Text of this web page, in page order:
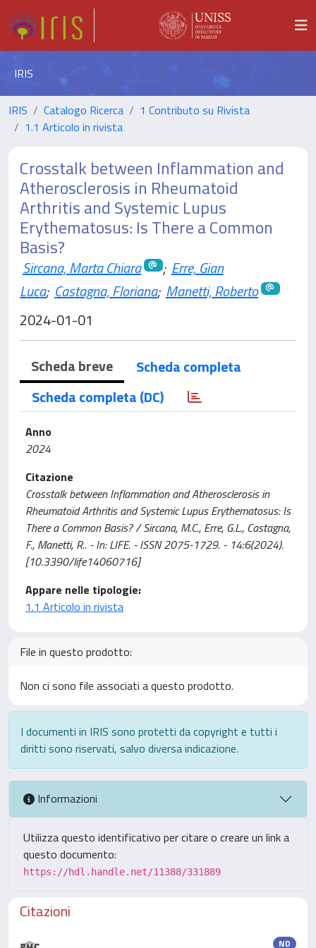
IRIS
IRIS Catalogo Ricerca
1 Contributo su Rivista
1.1 Articolo in rivista
Crosstalk between Inflammation and
Atherosclerosis in Rheumatoid
Arthritis and Systemic Lupus
Erythematosus: Is There a Common
Basis?
Sircana, Marta Chiara ; Erre, Gian
Luca; Castagna, Floriana; Manetti, Roberto
2024-01-01
Scheda breve
Scheda completa
Scheda completa (DC)
Anno
2024
Citazione
Crosstalk between Inflammation and Atherosclerosis in
Rheumatoid Arthritis and Systemic Lupus Erythematosus: Is
There a Common Basis? / Sircana, M.C., Erre, G.L., Castagna,
F., Manetti, R.. - In: LIFE. - ISSN 2075-1729. - 14:6(2024).
[10.3390/life14060716]
Appare nelle tipologie:
1.1 Articolo in rivista
File in questo prodotto:
Non ci sono file associati a questo prodotto.
I documenti in IRIS sono protetti da copyright e tutti i
diritti sono riservati, salvo diversa indicazione.
Informazioni
Utilizza questo identificativo per citare o creare un link a
questo documento:
https://hdl.handle.net/11388/331889
Citazioni
ND